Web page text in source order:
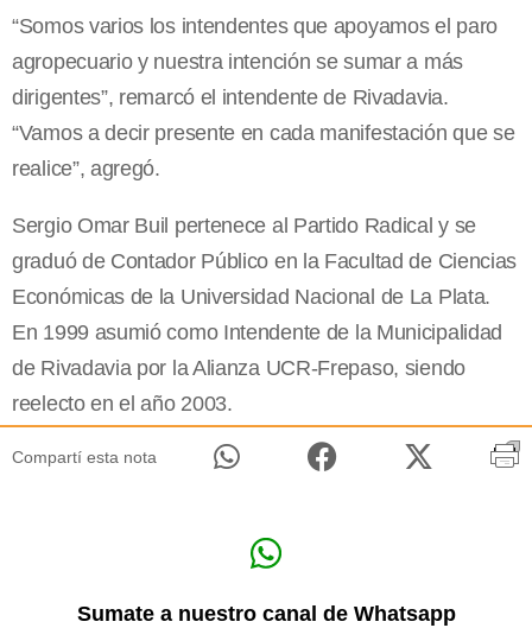
“Somos varios los intendentes que apoyamos el paro
agropecuario y nuestra intención se sumar a más
dirigentes”, remarcó el intendente de Rivadavia.
“Vamos a decir presente en cada manifestación que se
realice”, agregó.
Sergio Omar Buil pertenece al Partido Radical y se
graduó de Contador Público en la Facultad de Ciencias
Económicas de la Universidad Nacional de La Plata.
En 1999 asumió como Intendente de la Municipalidad
de Rivadavia por la Alianza UCR-Frepaso, siendo
reelecto en el año 2003.
Compartí esta nota
Sumate a nuestro canal de Whatsapp